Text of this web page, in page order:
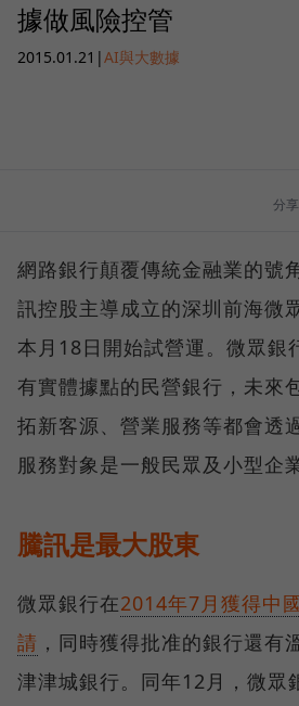
據做風險控管
2015.01.21 |AI與大數據
分享
網路銀行顛覆傳統金融業的號
訊控股主導成立的深圳前海微
本月18日開始試營運。微眾銀
有實體據點的民營銀行，未來
拓新客源、營業服務等都會透
服務對象是一般民眾及小型企業
騰訊是最大股東
微眾銀行在2014年7月獲得中
請 ，同時獲得批准的銀行還有
津津城銀行。同年12月，微眾